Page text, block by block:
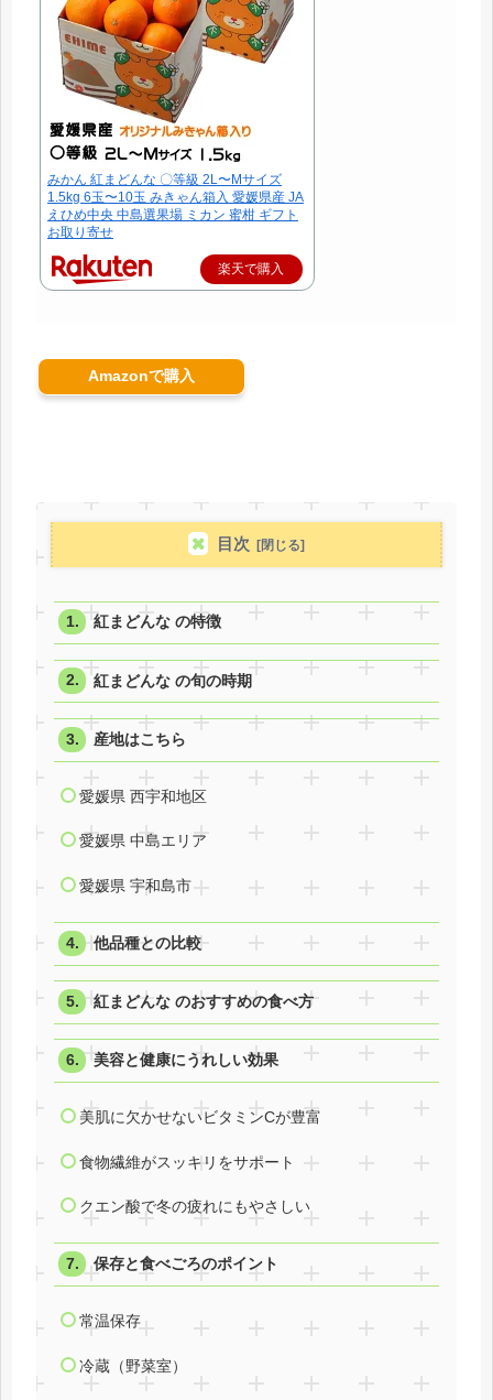
みかん 紅まどんな 〇等級 2L〜Mサイズ
1.5kg 6玉〜10玉 みきゃん箱入 愛媛県産 JA
えひめ中央 中島選果場 ミカン 蜜柑 ギフト
お取り寄せ
楽天で購入
Amazonで購入
目次
紅まどんな の特徴
紅まどんな の旬の時期
産地はこちら
愛媛県 西宇和地区
愛媛県 中島エリア
愛媛県 宇和島市
他品種との比較
紅まどんな のおすすめの食べ方
美容と健康にうれしい効果
美肌に欠かせないビタミンCが豊富
食物繊維がスッキリをサポート
クエン酸で冬の疲れにもやさしい
保存と食べごろのポイント
常温保存
冷蔵（野菜室）